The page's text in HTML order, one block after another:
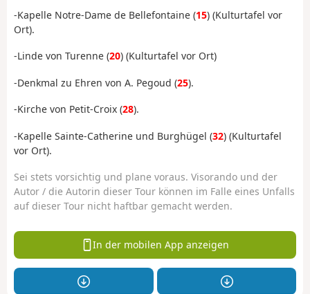
-Kapelle Notre-Dame de Bellefontaine (15) (Kulturtafel vor
Ort).
-Linde von Turenne (20) (Kulturtafel vor Ort)
-Denkmal zu Ehren von A. Pegoud (25).
-Kirche von Petit-Croix (28).
-Kapelle Sainte-Catherine und Burghügel (32) (Kulturtafel
vor Ort).
Sei stets vorsichtig und plane voraus. Visorando und der
Autor / die Autorin dieser Tour können im Falle eines Unfalls
auf dieser Tour nicht haftbar gemacht werden.
In der mobilen App anzeigen